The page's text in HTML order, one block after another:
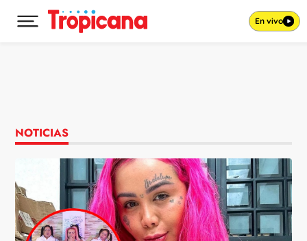
Desplegar menú principal En vivo
NOTICIAS